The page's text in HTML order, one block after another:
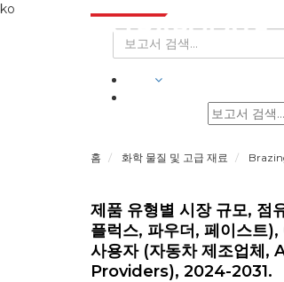
ko
홈 화학 물질 및 고급 재료
제품 유형별 시장 규모, 점
플럭스, 파우더, 페이스트
사용자 (자동차 제조업
Providers), 2024-2031.